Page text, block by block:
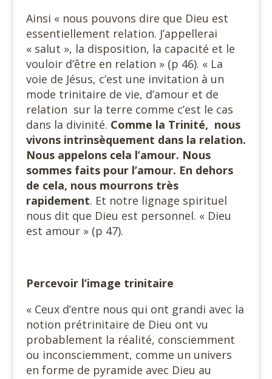
Ainsi « nous pouvons dire que Dieu est
essentiellement relation. J’appellerai
« salut », la disposition, la capacité et le
vouloir d’être en relation » (p 46). « La
voie de Jésus, c’est une invitation à un
mode trinitaire de vie, d’amour et de
relation sur la terre comme c’est le cas
dans la divinité. Comme la Trinité, nous
vivons intrinsèquement dans la relation.
Nous appelons cela l’amour. Nous
sommes faits pour l’amour. En dehors
de cela, nous mourrons très
rapidement. Et notre lignage spirituel
nous dit que Dieu est personnel. « Dieu
est amour » (p 47).
Percevoir l’image trinitaire
« Ceux d’entre nous qui ont grandi avec la
notion prétrinitaire de Dieu ont vu
probablement la réalité, consciemment
ou inconsciemment, comme un univers
en forme de pyramide avec Dieu au